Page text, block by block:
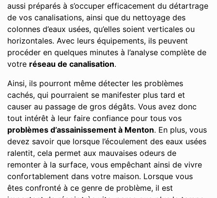
aussi préparés à s’occuper efficacement du détartrage
de vos canalisations, ainsi que du nettoyage des
colonnes d’eaux usées, qu’elles soient verticales ou
horizontales. Avec leurs équipements, ils peuvent
procéder en quelques minutes à l’analyse complète de
votre réseau de canalisation.
Ainsi, ils pourront même détecter les problèmes
cachés, qui pourraient se manifester plus tard et
causer au passage de gros dégâts. Vous avez donc
tout intérêt à leur faire confiance pour tous vos
problèmes d’assainissement à Menton. En plus, vous
devez savoir que lorsque l’écoulement des eaux usées
ralentit, cela permet aux mauvaises odeurs de
remonter à la surface, vous empêchant ainsi de vivre
confortablement dans votre maison. Lorsque vous
êtes confronté à ce genre de problème, il est